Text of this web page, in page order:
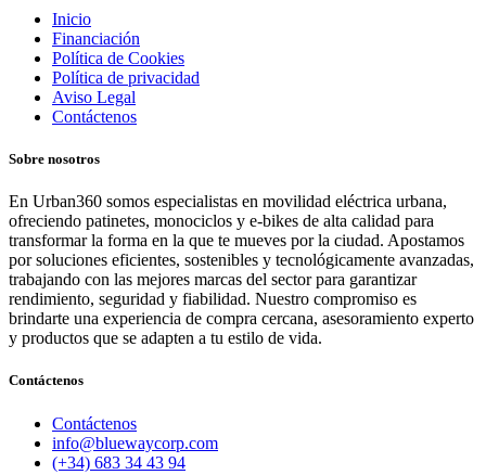
Inicio
Financiación
Política de Cookies
Política de privacidad
Aviso Legal
Contáctenos
Sobre nosotros
En Urban360 somos especialistas en movilidad eléctrica urbana,
ofreciendo patinetes, monociclos y e-bikes de alta calidad para
transformar la forma en la que te mueves por la ciudad. Apostamos
por soluciones eficientes, sostenibles y tecnológicamente avanzadas,
trabajando con las mejores marcas del sector para garantizar
rendimiento, seguridad y fiabilidad. Nuestro compromiso es
brindarte una experiencia de compra cercana, asesoramiento experto
y productos que se adapten a tu estilo de vida.
Contáctenos
Contáctenos
info@bluewaycorp.com
(+34) 683 34 43 94